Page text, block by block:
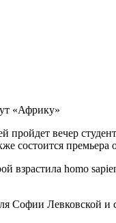
«Африку»
пройдет вечер
состоится
взрастила homo
Софии Левковской и